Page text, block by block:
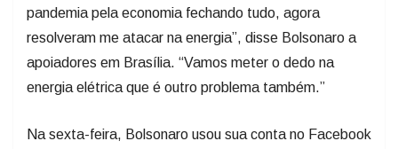
pandemia pela economia fechando tudo, agora
resolveram me atacar na energia”, disse Bolsonaro a
apoiadores em Brasília. “Vamos meter o dedo na
energia elétrica que é outro problema também.”
Na sexta-feira, Bolsonaro usou sua conta no Facebook